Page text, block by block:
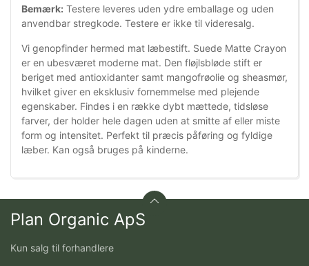
Bemærk: Testere leveres uden ydre emballage og uden
anvendbar stregkode. Testere er ikke til videresalg.
Vi genopfinder hermed mat læbestift. Suede Matte Crayon
er en ubesværet moderne mat. Den fløjlsbløde stift er
beriget med antioxidanter samt mangofrøolie og sheasmør,
hvilket giver en eksklusiv fornemmelse med plejende
egenskaber. Findes i en række dybt mættede, tidsløse
farver, der holder hele dagen uden at smitte af eller miste
form og intensitet. Perfekt til præcis påføring og fyldige
læber. Kan også bruges på kinderne.
Plan Organic ApS
Kun salg til forhandlere